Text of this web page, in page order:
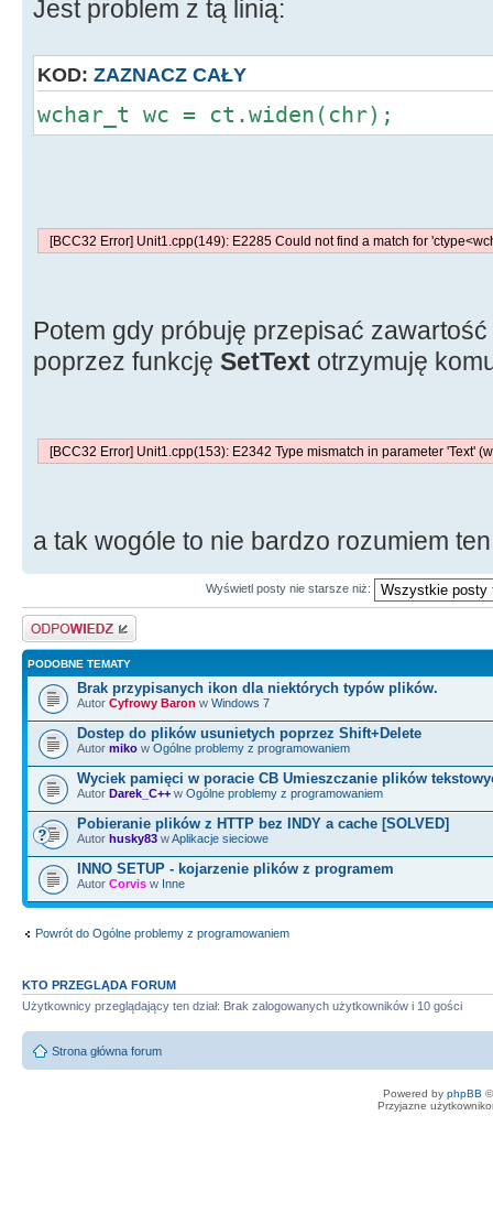
Jest problem z tą linią:
KOD: ZAZNACZ CAŁY
wchar_t wc = ct.widen(chr);
[BCC32 Error] Unit1.cpp(149): E2285 Could not find a match for
Potem gdy próbuję przepisać
poprzez funkcję SetText otrzymuję
[BCC32 Error] Unit1.cpp(153): E2342 Type mismatch in parameter 'Text'
a tak wogóle to nie bardzo rozumiem
Wyświetl posty nie starsze niż:
Odpowiedz
PODOBNE TEMATY
Brak przypisanych ikon dla niektórych typów plików.
Autor Cyfrowy Baron w Windows 7
Dostep do plików usunietych poprzez Shift+Delete
Autor miko w Ogólne problemy z programowaniem
Wyciek pamięci w poracie CB Umieszczanie plików
Autor Darek_C++ w Ogólne problemy z programowaniem
Pobieranie plików z HTTP bez INDY a cache [SOLVED]
Autor husky83 wAplikacje sieciowe
INNO SETUP - kojarzenie plików z programem
Autor Corvis w Inne
Powrót do Ogólne problemy z programowaniem
KTO PRZEGLĄDA FORUM
Użytkownicy przeglądający ten dział: Brak zalogowanych użytkowników i 10 gości
Strona główna forum
Powered by phpBB
Przyjazne